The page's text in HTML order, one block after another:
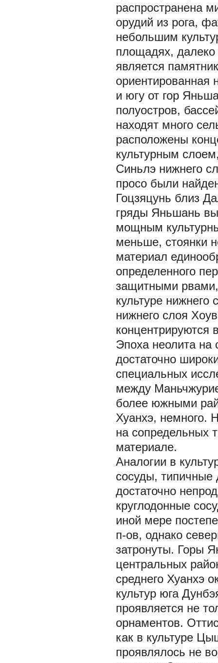
распространена
орудий из рога,
небольшим
площадях, далеко
является
ориентированная
и югу от гор
полуостров,
находят много
расположены
культурным
Синьлэ нижнего
просо были
Гоцзяцунь близ
гряды Яньшань
мощным
меньше, стоянки
материал
определенного
защитными
культуре
нижнего слоя
концентрируются
Эпоха неолита на
достаточно
специальных
между
более южными
Хуанхэ, немного.
на сопредельных
материале.
Аналогии в
сосуды, типичные
достаточно
круглодонные
иной мере
п-ов, однако
затронуты. Горы
центральных
среднего Хуанхэ
культур юга
проявляется не
орнаментов.
как в культуре
проявлялось не